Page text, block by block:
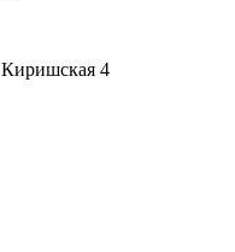
195299 г.Санкт-Петербург ул. Киришская 4